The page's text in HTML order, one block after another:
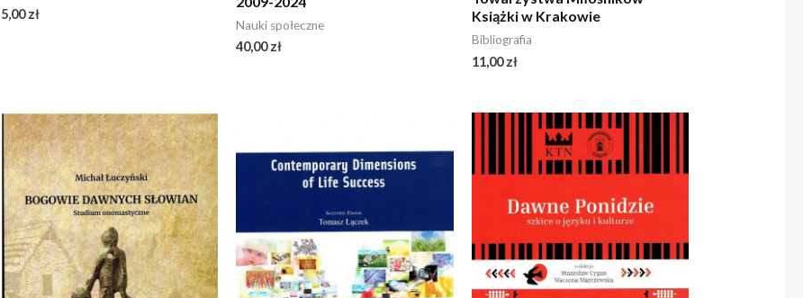
5,00zł
Nauki społeczne
40,00zł
Książki w Krakowie
Bibliografia
11,00zł